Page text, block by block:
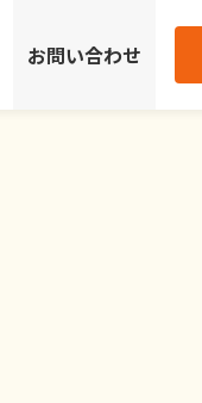
お問い合わせ